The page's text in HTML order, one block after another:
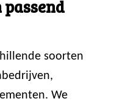
soorten
We